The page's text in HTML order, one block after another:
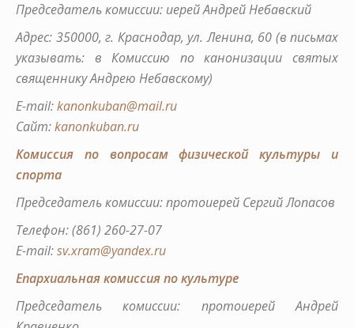
Председатель комиссии: иерей Андрей Небавский
Адрес: 350000, г. Краснодар, ул. Ленина, 60 (в письмах
указывать: в Комиссию по канонизации святых
священнику Андрею Небавскому)
E-mail:kanonkuban@mail.ru
Сайт:kanonkuban.ru
Комиссия по вопросам физической культуры и
спорта
Председатель комиссии: протоиерей Сергий Лопасов
Телефон: (861) 260-27-07
E-mail:sv.xram@yandex.ru
Епархиальная комиссия по культуре
Председатель комиссии: протоиерей Андрей